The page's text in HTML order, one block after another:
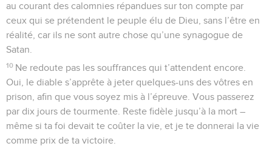
au courant des calomnies répandues sur ton compte par
ceux qui se prétendent le peuple élu de Dieu, sans l’être en
réalité, car ils ne sont autre chose qu’une synagogue de
Satan.
10 Ne redoute pas les souffrances qui t’attendent encore.
Oui, le diable s’apprête à jeter quelques-uns des vôtres en
prison, afin que vous soyez mis à l’épreuve. Vous passerez
par dix jours de tourmente. Reste fidèle jusqu’à la mort –
même si ta foi devait te coûter la vie, et je te donnerai la vie
comme prix de ta victoire.